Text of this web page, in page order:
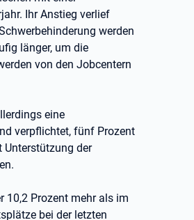
Ihr Anstieg verlief
werden
länger, um die
von den Jobcentern
eine
verpflichtet, fünf Prozent
Unterstützung der
10,2 Prozent mehr als im
bei der letzten